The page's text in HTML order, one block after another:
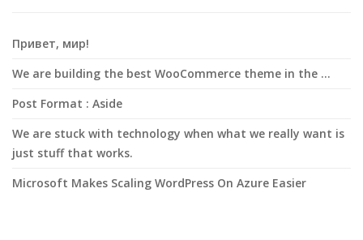
Привет, мир!
We are building the best WooCommerce theme in the …
Post Format : Aside
We are stuck with technology when what we really want is
just stuff that works.
Microsoft Makes Scaling WordPress On Azure Easier